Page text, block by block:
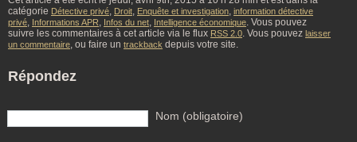
catégorie Détective privé, Droit, Enquête et investigation, information détective
privé, Informations APR, Infos du net, Intelligence économique. Vous pouvez
suivre les commentaires à cet article via le flux RSS 2.0. Vous pouvez laisser
un commentaire, ou faire un trackback depuis votre site.
Répondez
Nom (obligatoire)